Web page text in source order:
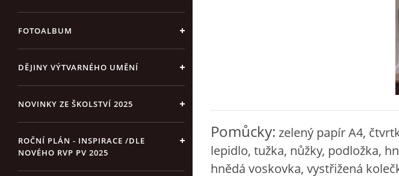
FOTOALBUM
DĚJINY VÝTVARNÉHO UMĚNÍ
NOVINKY ZE ŠKOLSTVÍ 2025
ROČNÍ PLÁN - INSPIRACE /DLE
NOVÉHO RVP PV 2025
Pomůcky: zelený papír A4,
lepidlo, tužka, nůžky, podložka,
hnědá voskovka, vystřižená